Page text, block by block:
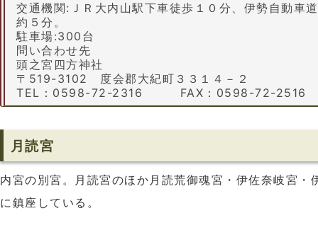
交通機関:ＪＲ大内山駅下車徒歩１０分、伊勢自動車
約５分。
駐車場:300台
問い合わせ先
頭之宮四方神社
〒519-3102 度会郡大紀町３３１４－２
TEL：0598-72-2316 FAX：0598-72-2516
月読宮
内宮の別宮。月読宮のほか月読荒御魂宮・伊佐奈岐宮
に鎮座している。